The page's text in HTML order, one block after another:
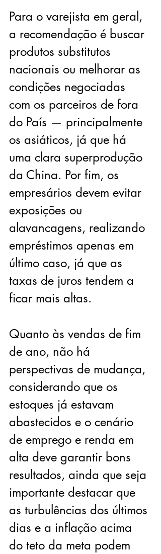
Para o varejista em geral,
a recomendação é buscar
produtos substitutos
nacionais ou melhorar as
condições negociadas
com os parceiros de fora
do País — principalmente
os asiáticos, já que há
uma clara superprodução
da China. Por fim, os
empresários devem evitar
exposições ou
alavancagens, realizando
empréstimos apenas em
último caso, já que as
taxas de juros tendem a
ficar mais altas.
Quanto às vendas de fim
de ano, não há
perspectivas de mudança,
considerando que os
estoques já estavam
abastecidos e o cenário
de emprego e renda em
alta deve garantir bons
resultados, ainda que seja
importante destacar que
as turbulências dos últimos
dias e a inflação acima
do teto da meta podem